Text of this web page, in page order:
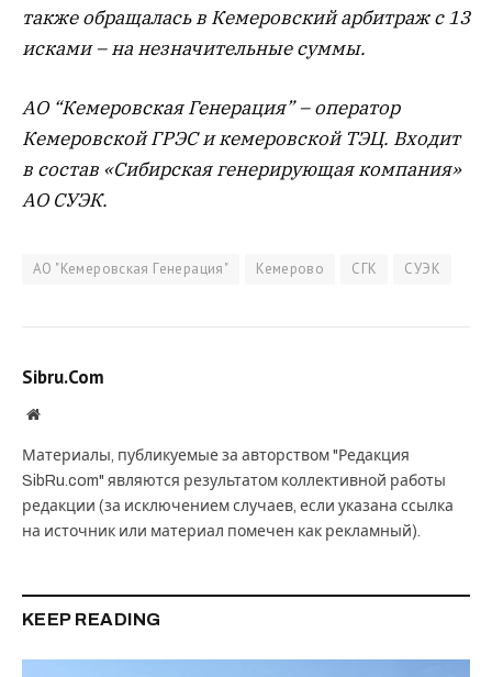
также обращалась в Кемеровский арбитраж с 13
исками – на незначительные суммы.
АО “Кемеровская Генерация” – оператор
Кемеровской ГРЭС и кемеровской ТЭЦ. Входит
в состав «Сибирская генерирующая компания»
АО СУЭК.
АО "Кемеровская Генерация" Кемерово СГК СУЭК
Sibru.Com
Website
Материалы, публикуемые за авторством "Редакция
SibRu.com" являются результатом коллективной работы
редакции (за исключением случаев, если указана ссылка
на источник или материал помечен как рекламный).
KEEP READING